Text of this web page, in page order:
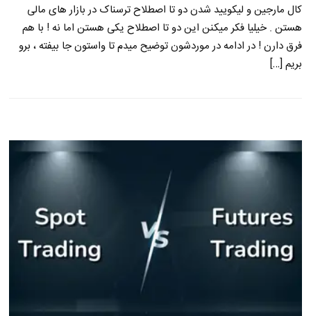
کال مارجین و لیکویید شدن دو تا اصطلاح ترسناک در بازار های مالی
هستن . خیلیا فکر میکنن این دو تا اصطلاح یکی هستن اما نه ! با هم
فرق دارن ! در ادامه در موردشون توضیح میدم تا واستون جا بیفته ، برو
بریم […]